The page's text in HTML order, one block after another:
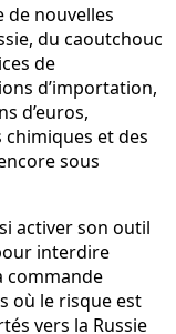
de nouvelles
du caoutchouc
de
d’importation,
d’euros,
et des
sous
activer son outil
interdire
commande
où le risque est
vers la Russie